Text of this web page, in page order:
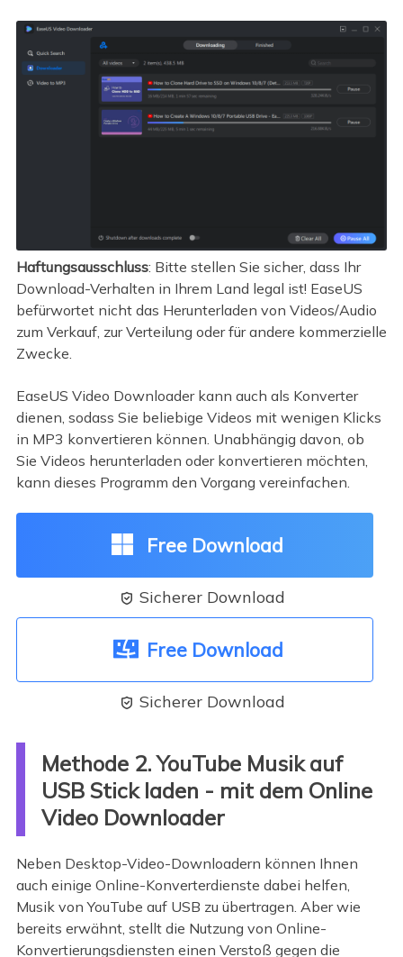
Haftungsausschluss: Bitte stellen Sie sicher, dass Ihr
Download-Verhalten in Ihrem Land legal ist! EaseUS
befürwortet nicht das Herunterladen von Videos/Audio
zum Verkauf, zur Verteilung oder für andere kommerzielle
Zwecke.
EaseUS Video Downloader kann auch als Konverter
dienen, sodass Sie beliebige Videos mit wenigen Klicks
in MP3 konvertieren können. Unabhängig davon, ob
Sie Videos herunterladen oder konvertieren möchten,
kann dieses Programm den Vorgang vereinfachen.
Free Download
 Sicherer Download
Free Download
 Sicherer Download
Methode 2. YouTube Musik auf
USB Stick laden - mit dem Online
Video Downloader
Neben Desktop-Video-Downloadern können Ihnen
auch einige Online-Konverterdienste dabei helfen,
Musik von YouTube auf USB zu übertragen. Aber wie
bereits erwähnt, stellt die Nutzung von Online-
Konvertierungsdiensten einen Verstoß gegen die